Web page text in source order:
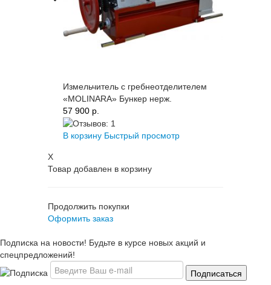
Измельчитель с гребнеотделителем
«MOLINARA» Бункер нерж.
57 900 p.
В корзину Быстрый просмотр
X
Товар добавлен в корзину
Продолжить покупки
Оформить заказ
Подписка на новости! Будьте в курсе новых акций и
спецпредложений!